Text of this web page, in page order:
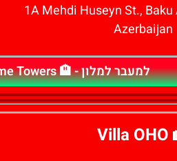
1A Mehdi Huseyn St., Baku
Azerbaijan
למעבר למלון - 🏨 Fairmont Baku, Flame Towers - לחצו כאן
Villa OHO